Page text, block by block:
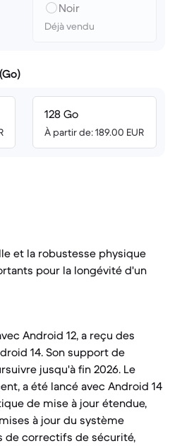
Noir
Déjà vendu
128 Go
À partir de: 189.00 EUR
et la robustesse physique
pour la longévité d'un
Android 12, a reçu des
14. Son support de
jusqu'à fin 2026. Le
a été lancé avec Android 14
de mise à jour étendue,
à jour du système
de correctifs de sécurité,